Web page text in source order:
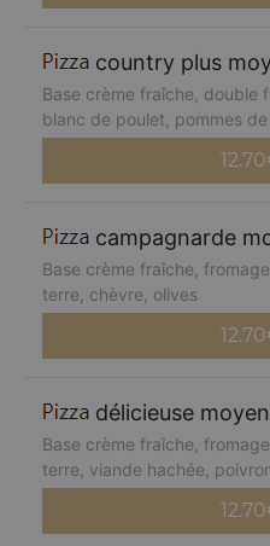
country plus
Base crème fraîche, double
blanc de poulet, pommes
12.70
campagnarde
Base crème fraîche,
terre, chèvre, olives
12.70
délicieuse
Base crème fraîche,
terre, viande hachée,
12.70